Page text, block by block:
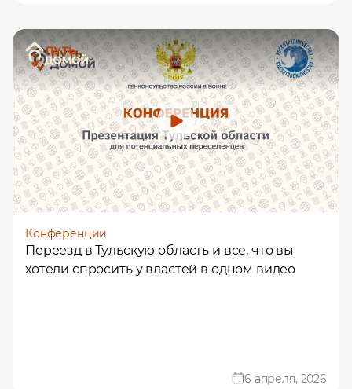
Конференции
Переезд в Тульскую область и все, что вы
хотели спросить у властей в одном видео
6 апреля, 2026